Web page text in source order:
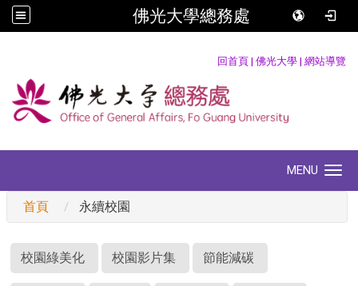
佛光大學總務處
回首頁 | 佛光大學 | 網站導覽
MENU
首頁 永續校園
校園綠美化 校園影片集 節能減碳